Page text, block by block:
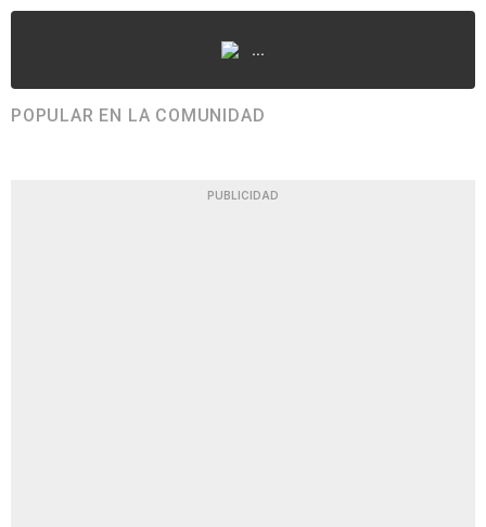
...
POPULAR EN LA COMUNIDAD
PUBLICIDAD